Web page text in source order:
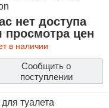
нет доступа
просмотра цен
в наличии
Сообщить о
поступлении
для туалета